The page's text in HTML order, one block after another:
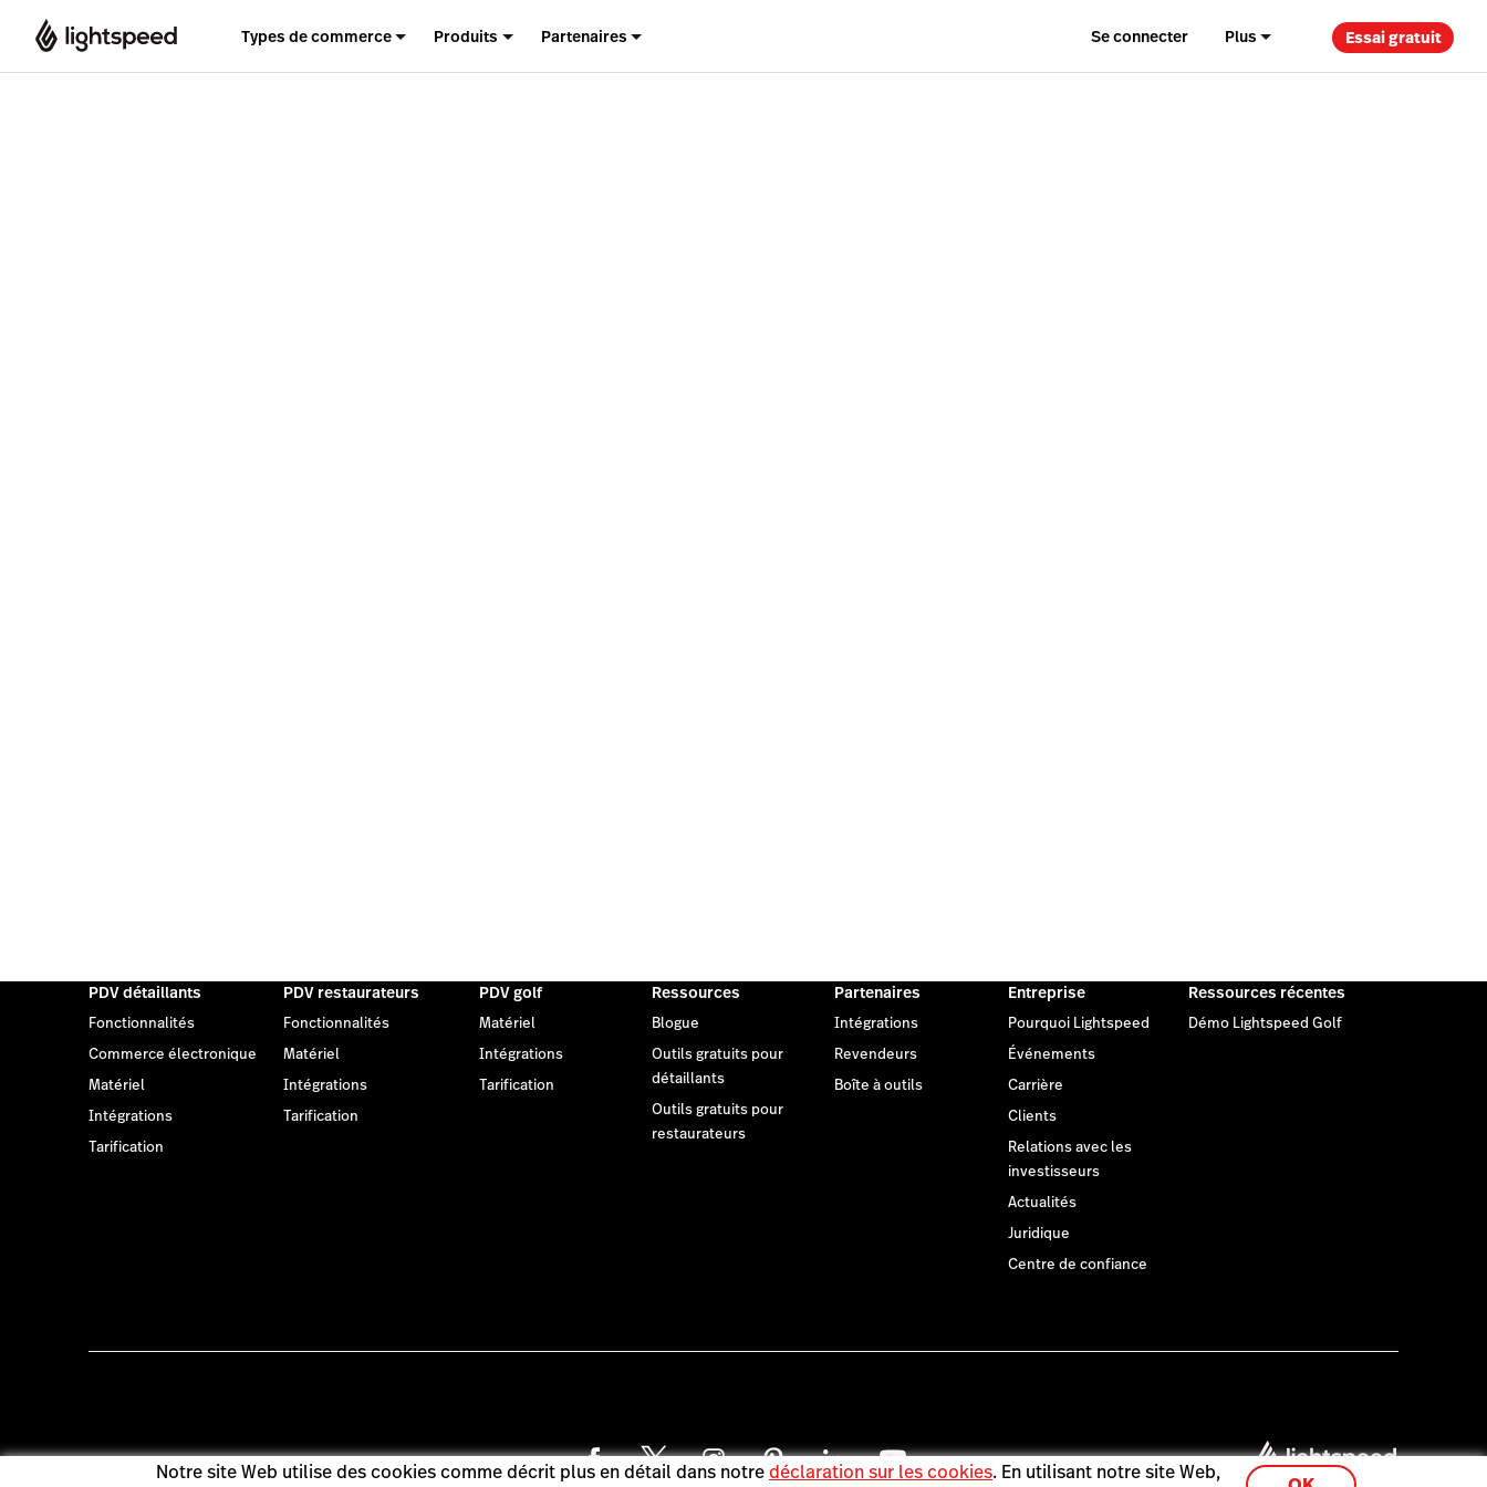
Types de commerce Produits Partenaires Se connecter Plus Essai gratuit
PDV détaillants
Fonctionnalités
Commerce électronique
Matériel
Intégrations
Tarification
PDV restaurateurs
Fonctionnalités
Matériel
Intégrations
Tarification
PDV golf
Matériel
Intégrations
Tarification
Ressources
Blogue
Outils gratuits pour
détaillants
Outils gratuits pour
restaurateurs
Partenaires
Intégrations
Revendeurs
Boîte à outils
Entreprise
Pourquoi Lightspeed
Événements
Carrière
Clients
Relations avec les
investisseurs
Actualités
Juridique
Centre de confiance
Ressources récentes
Démo Lightspeed Golf
Notre site Web utilise des cookies comme décrit plus en détail dans notredéclaration sur les cookies. En utilisant notre site Web,